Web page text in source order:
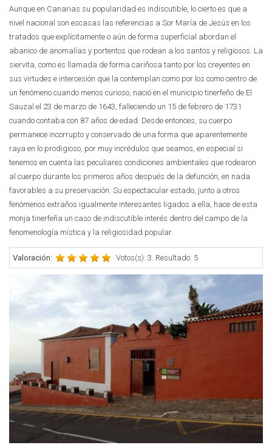
Aunque en Canarias su popularidad es indiscutible, lo cierto es que a
nivel nacional son escasas las referencias a Sor María de Jesús en los
tratados que explícitamente o aún de forma superficial abordan el
abanico de anomalías y portentos que rodean a los santos y religiosos. La
siervita, como es llamada de forma cariñosa tanto por los creyentes en
sus virtudes e intercesión que la contemplan como por los como centro de
un fenómeno cuando menos curioso, nació en el municipio tinerfeño de El
Sauzal el 23 de marzo de 1643, falleciendo un 15 de febrero de 1731
cuando contaba con 87 años de edad. Desde entonces, su cuerpo
permanece incorrupto y conservado de una forma que aparentemente
raya en lo prodigioso, por muy incrédulos que seamos, en especial si
tenemos en cuenta las peculiares condiciones ambientales que rodearon
al cuerpo durante los primeros años después de la defunción, en nada
favorables a su preservación. Su espectacular estado, junto a otros
fenómenos extraños igualmente interesantes ligados a ella, hace de esta
monja tinerfeña un caso de indiscutible interés dentro del campo de la
fenomenología mística y la religiosidad popular.
Valoración: Votos(s): 3. Resultado: 5